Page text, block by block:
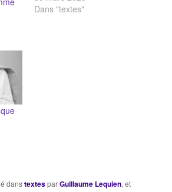
Dans "textes"
danstextesparGuillaume Lequien, et